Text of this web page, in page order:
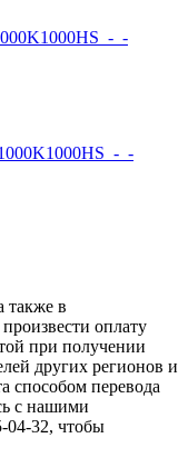
_-
_-
также в
оплату
при получении
других регионов и
способом перевода
с нашими
04-32, чтобы